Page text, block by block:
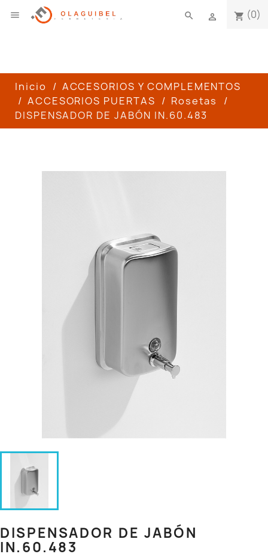
 shopping_cart (0)

search
Inicio
ACCESORIOS Y COMPLEMENTOS
ACCESORIOS PUERTAS
Rosetas
DISPENSADOR DE JABÓN IN.60.483
DISPENSADOR DE JABÓN
IN.60.483